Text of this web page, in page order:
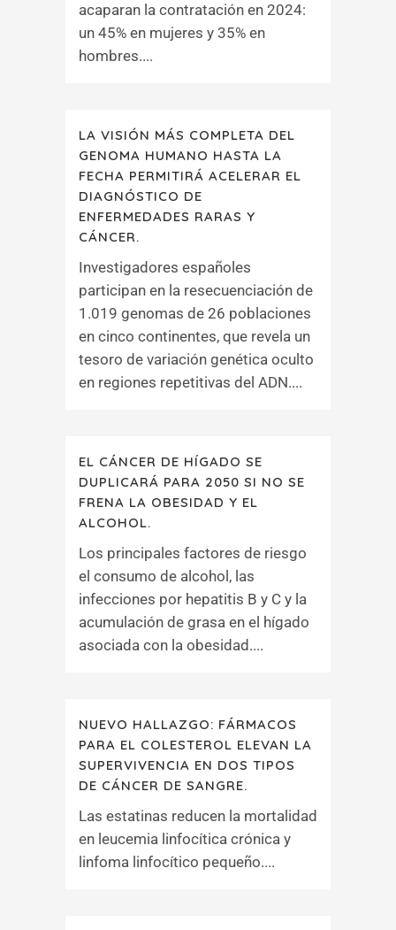
acaparan la contratación en 2024:
un 45% en mujeres y 35% en
hombres....
LA VISIÓN MÁS COMPLETA DEL
GENOMA HUMANO HASTA LA
FECHA PERMITIRÁ ACELERAR EL
DIAGNÓSTICO DE
ENFERMEDADES RARAS Y
CÁNCER.
Investigadores españoles
participan en la resecuenciación de
1.019 genomas de 26 poblaciones
en cinco continentes, que revela un
tesoro de variación genética oculto
en regiones repetitivas del ADN....
EL CÁNCER DE HÍGADO SE
DUPLICARÁ PARA 2050 SI NO SE
FRENA LA OBESIDAD Y EL
ALCOHOL.
Los principales factores de riesgo
el consumo de alcohol, las
infecciones por hepatitis B y C y la
acumulación de grasa en el hígado
asociada con la obesidad....
NUEVO HALLAZGO: FÁRMACOS
PARA EL COLESTEROL ELEVAN LA
SUPERVIVENCIA EN DOS TIPOS
DE CÁNCER DE SANGRE.
Las estatinas reducen la mortalidad
en leucemia linfocítica crónica y
linfoma linfocítico pequeño....